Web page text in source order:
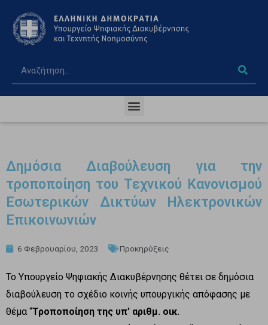
Δημόσια Διαβούλευση για την
τροποποίηση του Τεχνικού Κανονισμού
Εσωτερικών Δικτύων Ηλεκτρονικών
Επικοινωνιών
6 Φεβρουαρίου, 2023 Προκηρύξεις
Το Υπουργείο Ψηφιακής Διακυβέρνησης θέτει σε δημόσια
διαβούλευση το σχέδιο κοινής υπουργικής απόφασης με
θέμα “Τροποποίηση της υπ’ αριθμ. οικ.